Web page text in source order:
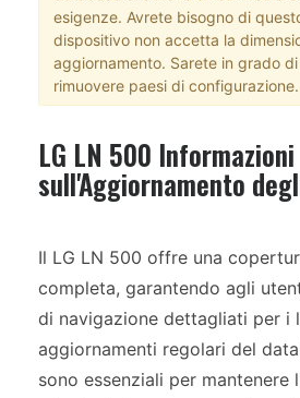
esigenze. Avrete bisogno di
dispositivo non accetta la
aggiornamento. Sarete in grado
rimuovere paesi di configurazione.
LG LN 500 Informazioni
sull'Aggiornamento
Il LG LN 500 offre una
completa, garantendo agli
di navigazione dettagliati per i
aggiornamenti regolari del
sono essenziali per mantenere